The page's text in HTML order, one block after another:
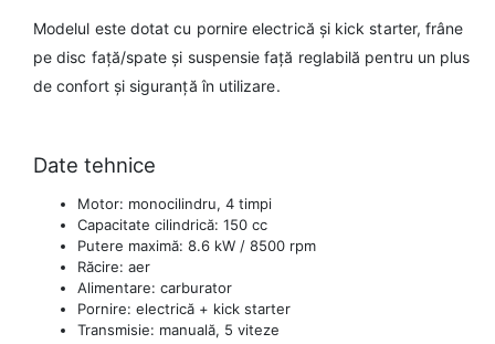
Modelul este dotat cu pornire electrică și kick starter, frâne
pe disc față/spate și suspensie față reglabilă pentru un plus
de confort și siguranță în utilizare.
Date tehnice
Motor: monocilindru, 4 timpi
Capacitate cilindrică: 150 cc
Putere maximă: 8.6 kW / 8500 rpm
Răcire: aer
Alimentare: carburator
Pornire: electrică + kick starter
Transmisie: manuală, 5 viteze